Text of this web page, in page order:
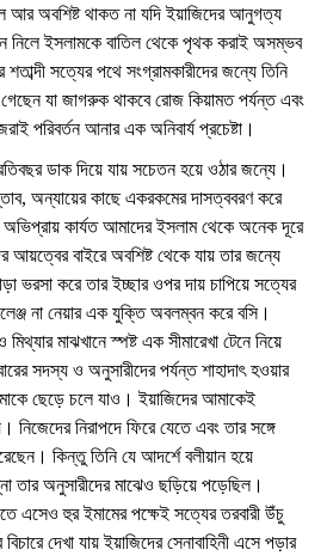
আর অবশিষ্ট থাকত না যদি ইয়াজিদের আনুগত্য
নিলে ইসলামকে বাতিল থেকে পৃথক করাই অসম্ভব
সত্যের পথে সংগ্রামকারীদের জন্যে তিনি
যা জাগরুক থাকবে রোজ কিয়ামত পর্যন্ত এবং
পরিবর্তন আনার এক অনিবার্য প্রচেষ্টা।
ডাক দিয়ে যায় সচেতন হয়ে ওঠার জন্যে।
অন্যায়ের কাছে একরকমের দাসত্ববরণ করে
অভিপ্রায় কার্যত আমাদের ইসলাম থেকে অনেক দূরে
আয়ত্বের বাইরে অবশিষ্ট থেকে যায় তার জন্যে
ভরসা করে তার ইচ্ছার ওপর দায় চাপিয়ে সত্যের
না নেয়ার এক যুক্তি অবলম্বন করে বসি।
মাঝখানে স্পষ্ট এক সীমারেখা টেনে নিয়ে
সদস্য ও অনুসারীদের পর্যন্ত শাহাদাৎ হওয়ার
ছেড়ে চলে যাও। ইয়াজিদের আমাকেই
নিরাপদে ফিরে যেতে এবং তার সঙ্গে
কিন্তু তিনি যে আদর্শে বলীয়ান হয়ে
তার অনুসারীদের মাঝেও ছড়িয়ে পড়েছিল।
এসেও হুর ইমামের পক্ষেই সত্যের তরবারী উঁচু
দেখা যায় ইয়াজিদের সেনাবাহিনী এসে পড়ার